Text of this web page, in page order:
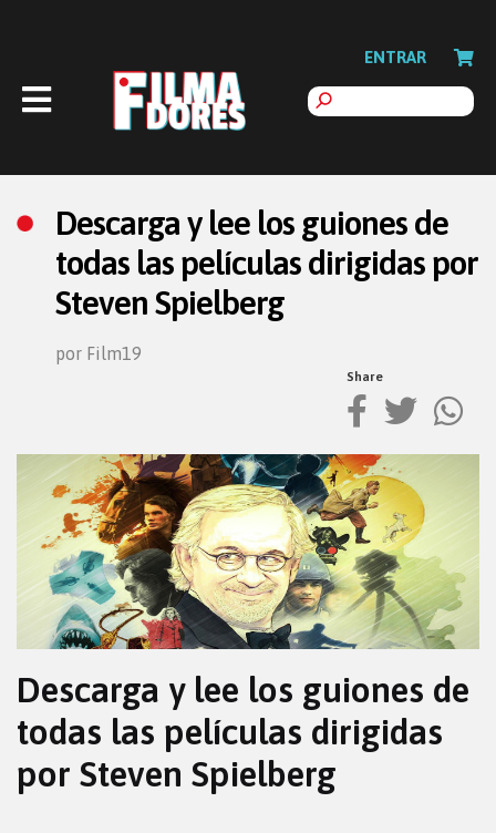
ENTRAR
Descarga y lee los guiones de
todas las películas dirigidas por
Steven Spielberg
por Film19
Share
Descarga y lee los guiones de
todas las películas dirigidas
por Steven Spielberg